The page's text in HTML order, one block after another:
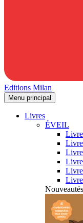
Editions Milan
Menu principal
Livres
ÉVEIL
Nouveautés